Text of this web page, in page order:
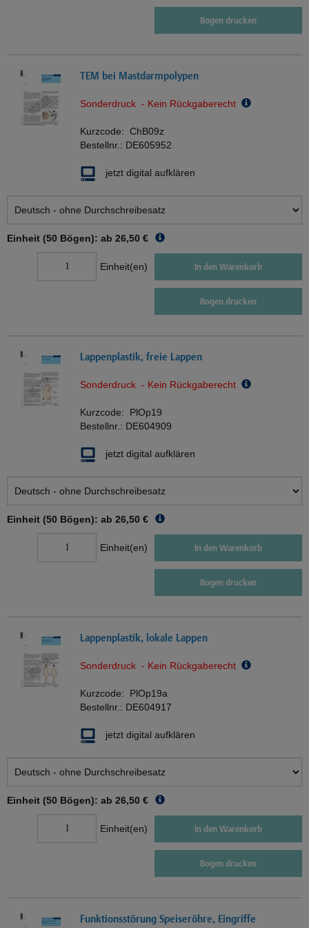
Bogen drucken
TEM bei Mastdarmpolypen
Sonderdruck - Kein Rückgaberecht
Kurzcode: ChB09z
Bestellnr.: DE605952
jetzt digital aufklären
Einheit (50 Bögen): ab 26,50 €
Einheit(en) In den Warenkorb
Bogen drucken
Lappenplastik, freie Lappen
Sonderdruck - Kein Rückgaberecht
Kurzcode: PlOp19
Bestellnr.: DE604909
jetzt digital aufklären
Einheit (50 Bögen): ab 26,50 €
Einheit(en) In den Warenkorb
Bogen drucken
Lappenplastik, lokale Lappen
Sonderdruck - Kein Rückgaberecht
Kurzcode: PlOp19a
Bestellnr.: DE604917
jetzt digital aufklären
Einheit (50 Bögen): ab 26,50 €
Einheit(en) In den Warenkorb
Bogen drucken
Funktionsstörung Speiseröhre, Eingriffe